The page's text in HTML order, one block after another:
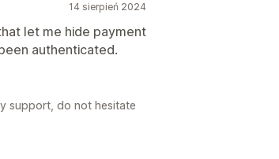
14 sierpień 2024
let me hide payment
authenticated.
support, do not hesitate